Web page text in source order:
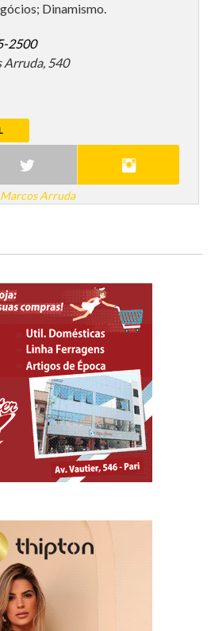
Dinamismo.
2500
Arruda, 540
Marcos Arruda